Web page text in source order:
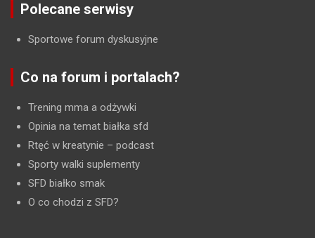
Polecane serwisy
Sportowe forum dyskusyjne
Co na forum i portalach?
Trening mma a odżywki
Opinia na temat białka sfd
Rtęć w kreatynie – podcast
Sporty walki suplementy
SFD białko smak
O co chodzi z SFD?